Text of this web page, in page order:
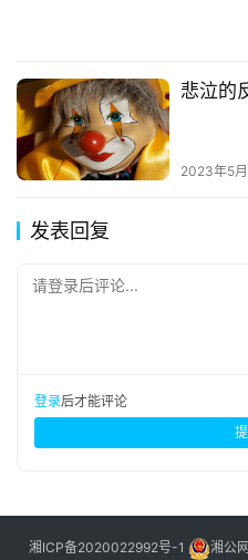
悲泣的
2023年5月
发表回复
请登录后评论...
登录后才能评论
湘ICP备2020022992号-1 湘公